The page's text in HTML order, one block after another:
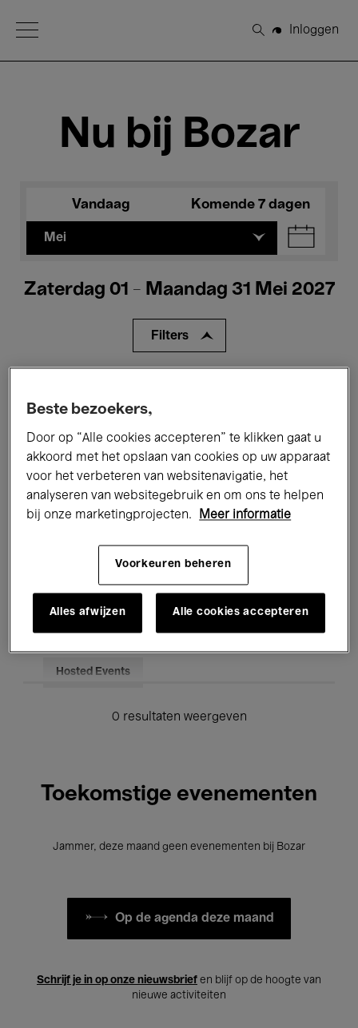
Open Menu
Zoeken
Inloggen
Nu bij Bozar
Vandaag Komende 7 dagen
Mei
Zaterdag 01 - Maandag 31 Mei 2027
Filters
Performances Lezingen & Debatten
Jazz Klassieke Muziek Global Music
Onderwijs Rondleidingen
Hosted Events
0 resultaten weergeven
Toekomstige evenementen
Jammer, deze maand geen evenementen bij Bozar
Op de agenda deze maand
Schrijf je in op onze nieuwsbrief en blijf op de hoogte van
nieuwe activiteiten
Beste bezoekers,
Door op “Alle cookies accepteren” te klikken gaat u
akkoord met het opslaan van cookies op uw apparaat
voor het verbeteren van websitenavigatie, het
analyseren van websitegebruik en om ons te helpen
bij onze marketingprojecten.
Meer informatie
Voorkeuren beheren
Alles afwijzen Alle cookies accepteren